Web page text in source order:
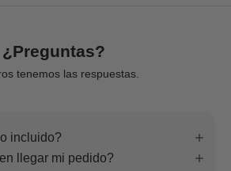
¿Preguntas?
tenemos las respuestas.
incluido?
llegar mi pedido?